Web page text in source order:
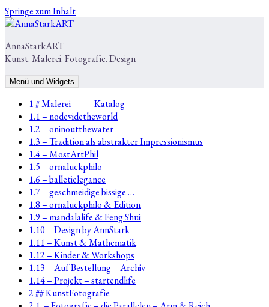
Springe zum Inhalt
AnnaStarkART
Kunst. Malerei. Fotografie. Design
Menü und Widgets
1 # Malerei – – – Katalog
1.1 – nodevidetheworld
1.2 – oninoutthewater
1.3 – Tradition als abstrakter Impressionismus
1.4 – MostArtPhil
1.5 – ornaluckphilo
1.6 – balletielegance
1.7 – geschmeidige bissige …
1.8 – ornaluckphilo & Edition
1.9 – mandalalife & Feng Shui
1.10 – Design by AnnStark
1.11 – Kunst & Mathematik
1.12 – Kinder & Workshops
1.13 – Auf Bestellung – Archiv
1.14 – Projekt – startendlife
2 ## KunstFotografie